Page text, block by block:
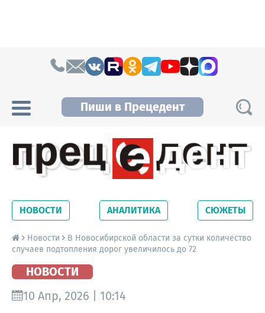
Пиши в Прецедент
Новосибирской области. Читайте свежие
новости на сайте сетевого издания
Precedent.
НОВОСТИ АНАЛИТИКА СЮЖЕТЫ
Новости
В Новосибирской области за сутки количество
случаев подтопления дорог увеличилось до 72
НОВОСТИ
10 Апр, 2026 | 10:14